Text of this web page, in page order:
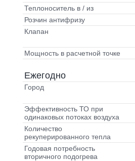
Теплоноситель в / из
Розчин антифризу
Клапан
Мощность в расчетной точке
Ежегодно
Город
Эффективность ТО при
одинаковых потоках воздуха
Количество
рекуперированного тепла
Годовая потребность
вторичного подогрева